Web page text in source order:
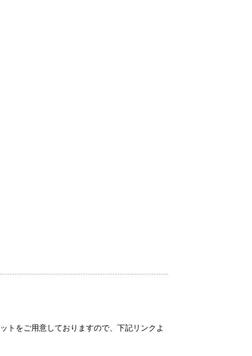
トをご用意しておりますので、下記リンクよ